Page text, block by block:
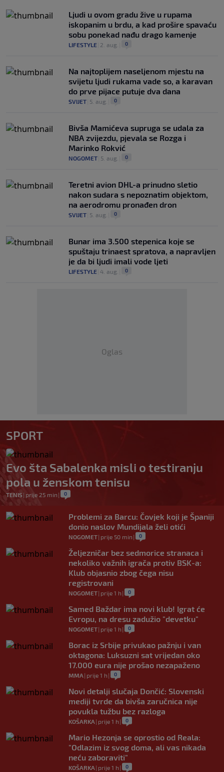
Ljudi u ovom gradu žive u rupama
iskopanim u brdu, a kad prošire spavaću
sobu ponekad nađu drago kamenje
LIFESTYLE 2. aug. 0
Na najtoplijem naseljenom mjestu na
svijetu ljudi rukama vade so, a karavan
do prve pijace putuje dva dana
SVIJET 5. aug. 0
Bivša Mamićeva supruga se udala za
NBA zvijezdu, pjevala se Rozga i
Marinko Rokvić
NOGOMET 5. aug. 0
Teretni avion DHL-a prinudno sletio
nakon sudara s nepoznatim objektom,
na aerodromu pronađen dron
SVIJET 5. aug. 0
Bunar imа 3.500 stepenica koje se
spuštaju trinaest spratova, a napravljen
je da bi ljudi imali vode ljeti
LIFESTYLE 4. aug. 0
Oglas
SPORT
Evo šta Sabalenka misli o testiranju
pola u ženskom tenisu
TENIS| prije 25 min | 0
Problemi za Barcu: Čovjek koji je Španiji
donio naslov Mundijala želi otići
NOGOMET| prije 50 min | 0
Željezničar bez sedmorice stranaca i
nekoliko važnih igrača protiv BSK-a:
Klub objasnio zbog čega nisu
registrovani
NOGOMET| prije 1 h | 0
Samed Baždar ima novi klub! Igrat će
Evropu, na dresu zadužio "devetku"
NOGOMET| prije 1 h | 0
Borac iz Srbije privukao pažnju i van
oktagona: Luksuzni sat vrijedan oko
17.000 eura nije prošao nezapaženo
MMA | prije 1 h | 0
Novi detalji slučaja Dončić: Slovenski
mediji tvrde da bivša zaručnica nije
povukla tužbu bez razloga
KOŠARKA | prije 1 h | 0
Mario Hezonja se oprostio od Reala:
"Odlazim iz svog doma, ali vas nikada
neću zaboraviti"
KOŠARKA | prije 1 h | 0